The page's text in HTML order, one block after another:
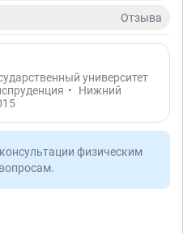
Отзывa
университет
•
Нижний
физическим